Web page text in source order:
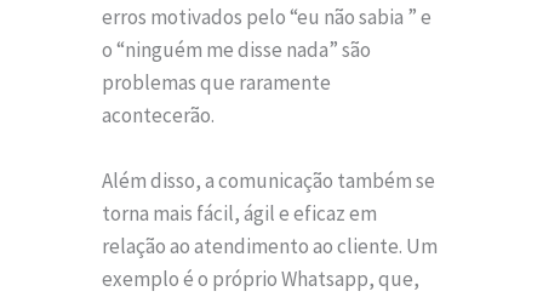
erros motivados pelo “eu não sabia ” e
o “ninguém me disse nada” são
problemas que raramente
acontecerão.
Além disso, a comunicação também se
torna mais fácil, ágil e eficaz em
relação ao atendimento ao cliente. Um
exemplo é o próprio Whatsapp, que,